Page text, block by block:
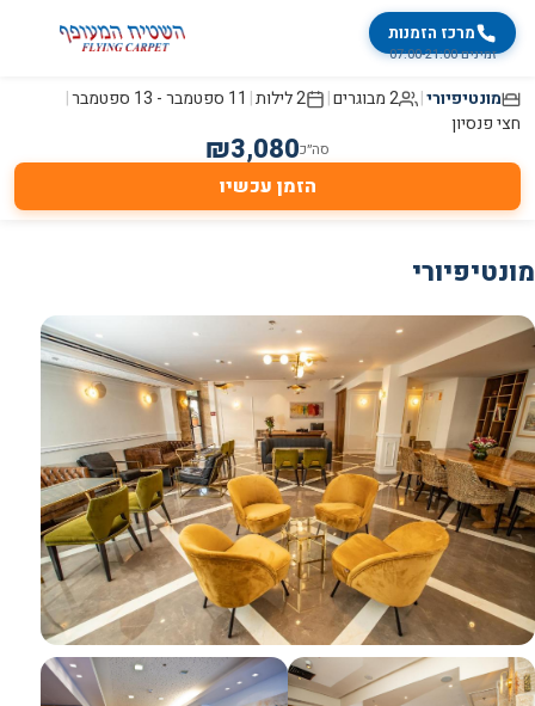
מרכז הזמנות
זמינים 07:00-21:00
מונטיפיורי| 2 מבוגרים |
2לילות| 11 ספטמבר - 13 ספטמבר
|
חצי פנסיון
סה״כ ₪3,080
הזמן עכשיו
מונטיפיורי